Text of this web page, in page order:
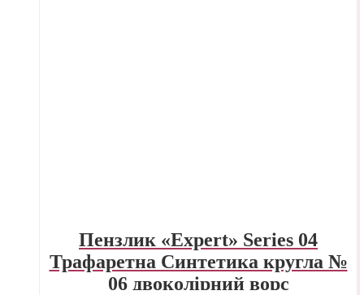
Пензлик «Expert» Series 04
Трафаретна Синтетика кругла №
06 двоколірний ворс